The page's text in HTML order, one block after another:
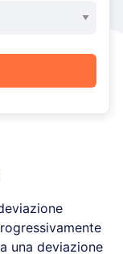
una deviazione